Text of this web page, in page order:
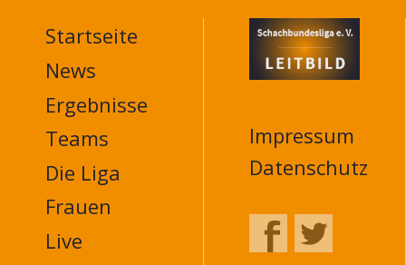
MAIN
NAVIGATION
FOOTER
Startseite
News
Ergebnisse
Teams
Die Liga
Frauen
Live
Impressum
Datenschutz